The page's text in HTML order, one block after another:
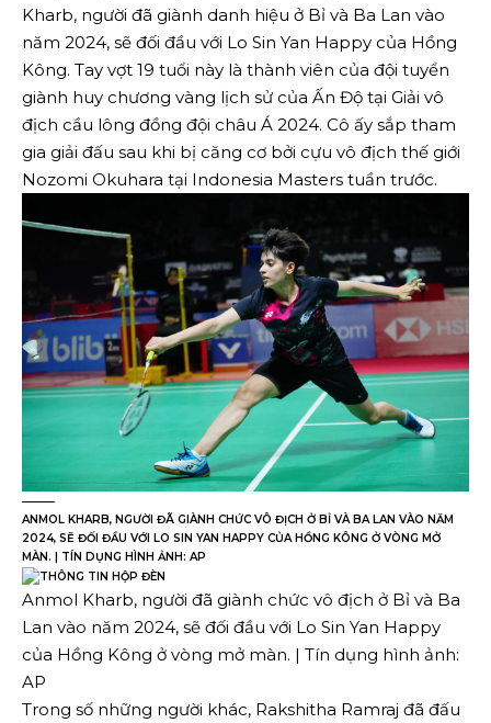
Kharb, người đã giành danh hiệu ở Bỉ và Ba Lan vào
năm 2024, sẽ đối đầu với Lo Sin Yan Happy của Hồng
Kông. Tay vợt 19 tuổi này là thành viên của đội tuyển
giành huy chương vàng lịch sử của Ấn Độ tại Giải vô
địch cầu lông đồng đội châu Á 2024. Cô ấy sắp tham
gia giải đấu sau khi bị căng cơ bởi cựu vô địch thế giới
Nozomi Okuhara tại Indonesia Masters tuần trước.
ANMOL KHARB, NGƯỜI ĐÃ GIÀNH CHỨC VÔ ĐỊCH Ở BỈ VÀ BA LAN VÀO NĂM
2024, SẼ ĐỐI ĐẦU VỚI LO SIN YAN HAPPY CỦA HỒNG KÔNG Ở VÒNG MỞ
MÀN. | TÍN DỤNG HÌNH ẢNH: AP
Anmol Kharb, người đã giành chức vô địch ở Bỉ và Ba
Lan vào năm 2024, sẽ đối đầu với Lo Sin Yan Happy
của Hồng Kông ở vòng mở màn. | Tín dụng hình ảnh:
AP
Trong số những người khác, Rakshitha Ramraj đã đấu